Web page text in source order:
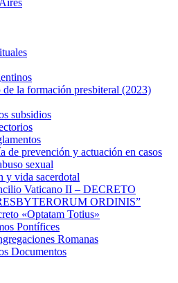
la formación presbiteral (2023)
subsidios
de prevención y actuación en casos
sexual
y vida sacerdotal
Vaticano II – DECRETO
ORDINIS”
«Optatam Totius»
Pontífices
Romanas
Documentos